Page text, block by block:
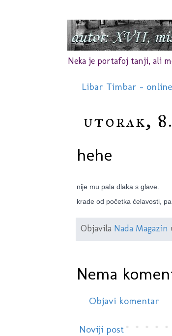
Neka je portafoj tanji, ali
Libar Timbar -
utorak,
hehe
nije mu pala dlaka s glave.
krade od početka ćelavosti,
Objavila Nada Magazin
Nema
Objavi komentar
Noviji post